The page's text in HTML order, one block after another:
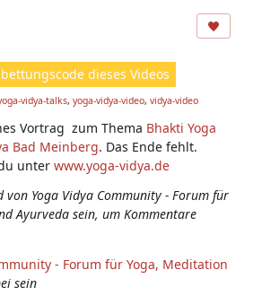
ic
n:
dieses Videos
vidya-talks, yoga-vidya-video, vidya-video
Vortrag zum Thema Bhakti Yoga
Bad Meinberg. Das Ende fehlt.
unter www.yoga-vidya.de
von Yoga Vidya Community - Forum für
Ayurveda sein, um Kommentare
- Forum für Yoga, Meditation
sein